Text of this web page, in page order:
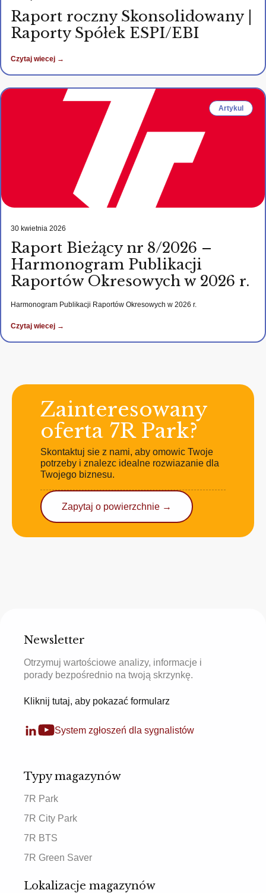
Raport roczny Skonsolidowany |
Raporty Spółek ESPI/EBI
Czytaj wiecej →
Artykul
30 kwietnia 2026
Raport Bieżący nr 8/2026 –
Harmonogram Publikacji
Raportów Okresowych w 2026 r.
Harmonogram Publikacji Raportów Okresowych w 2026 r.
Czytaj wiecej →
Zainteresowany
oferta 7R Park?
Skontaktuj sie z nami, aby omowic Twoje
potrzeby i znalezc idealne rozwiazanie dla
Twojego biznesu.
Zapytaj o powierzchnie →
Newsletter
Otrzymuj wartościowe analizy, informacje i
porady bezpośrednio na twoją skrzynkę.
Kliknij tutaj, aby pokazać formularz
System zgłoszeń dla sygnalistów
Typy magazynów
7R Park
7R City Park
7R BTS
7R Green Saver
Lokalizacje magazynów